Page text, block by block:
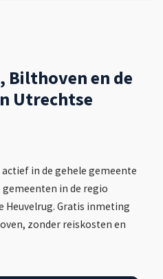
Bilthoven en de
Utrechtse
in de gehele gemeente
in de regio
Heuvelrug. Gratis inmeting
zonder reiskosten en